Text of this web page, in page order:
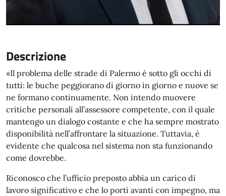
Descrizione
«Il problema delle strade di Palermo è sotto gli occhi di
tutti: le buche peggiorano di giorno in giorno e nuove se
ne formano continuamente. Non intendo muovere
critiche personali all’assessore competente, con il quale
mantengo un dialogo costante e che ha sempre mostrato
disponibilità nell’affrontare la situazione. Tuttavia, è
evidente che qualcosa nel sistema non sta funzionando
come dovrebbe.
Riconosco che l’ufficio preposto abbia un carico di
lavoro significativo e che lo porti avanti con impegno, ma